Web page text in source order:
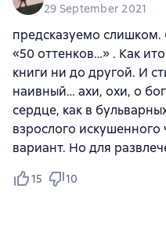
29 September 2021
предсказуемо слишком.
«50 оттенков…» . Как
книги ни до другой. И
наивный… ахи, охи, о
сердце, как в
взрослого
вариант. Но для
15 10